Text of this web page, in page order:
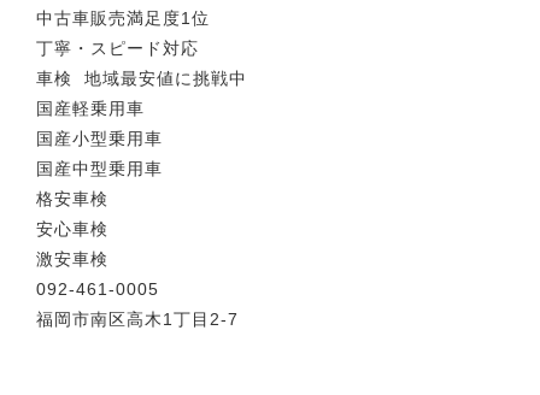
中古車販売満足度1位
丁寧・スピード対応
車検 地域最安値に挑戦中
国産軽乗用車
国産小型乗用車
国産中型乗用車
格安車検
安心車検
激安車検
092-461-0005
福岡市南区高木1丁目2-7